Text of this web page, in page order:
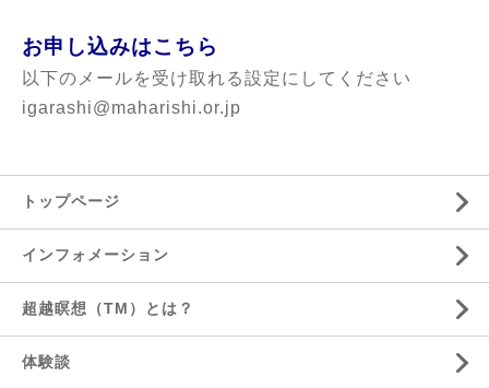
お申し込みはこちら
以下のメールを受け取れる設定にしてください
igarashi@maharishi.or.jp
トップページ
インフォメーション
超越瞑想（TM）とは？
体験談